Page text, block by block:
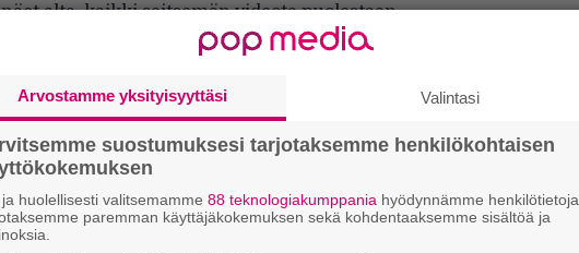
alta, kaikki seitsemän videota puolestaan
Arvostamme yksityisyyttäsi Valintasi
suostumuksesi tarjotaksemme henkilökohtaisen
huolellisesti valitsemamme 88 teknologiakumppania hyödynnämme henkilötietoja
paremman käyttäjäkokemuksen sekä kohdentaaksemme sisältöä ja